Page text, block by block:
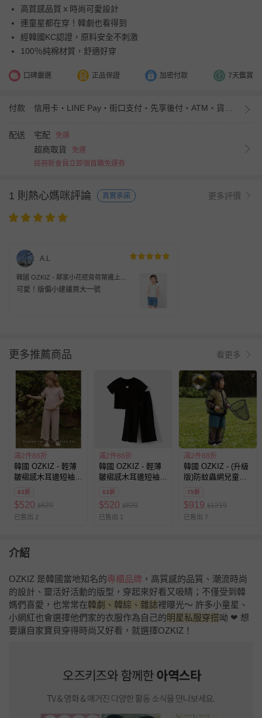
高質感品質ｘ時尚可愛設計
連童星都在穿！韓劇也看得到
經韓國KC認證，原料安全不刺激
100％純棉材質，舒適好穿
口碑嚴選 正品保證 加密付款 7天鑑賞
付款
配送 宅配 免運
超商取貨
免運
註冊新會員立即領首購免運券
1 則熱心媽咪評論 真實承諾 更多評價
A.L
韓國 OZKIZ - 鄰家小花挖背荷葉邊上衣
X短褲套裝-白X丹寧藍
可愛！版偏小建議買大一號
更多推薦商品 看更多
滿2件88折
韓國 OZKIZ - 輕薄
皺褶感木耳邊短袖上
衣X長褲套裝-粉
63折
$520 $820
已售出 2
滿2件88折
韓國 OZKIZ - 輕薄
皺褶感木耳邊短袖上
衣X長褲套裝-黑
63折
$520 $820
已售出 1
滿2件88折
韓國 OZKIZ - (升級
版)防蚊蟲網兒童兩
件式套裝-黑
75折
$919 $1219
已售出 7
介紹
OZKIZ 是韓國當地知名的專櫃品牌 ，高質感的品質、潮流時尚
的設計、靈活好活動的版型，穿起來好看又吸睛；不僅受到韓
媽們喜愛，也常常在韓劇、韓綜、雜誌裡曝光～ 許多小童星、
小網紅也會選擇他們家的衣服作為自己的明星私服穿搭呦 ❤ 想
要讓自家寶貝穿得時尚又好看，就選擇OZKIZ！